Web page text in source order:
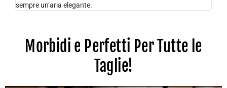
sempre un’aria elegante.
Morbidi e Perfetti Per Tutte le
Taglie!